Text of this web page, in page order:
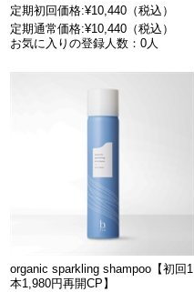
定期初回価格:¥10,440（税込）
定期通常価格:¥10,440（税込）
お気に入りの登録人数：0人
organic sparkling shampoo【初回1
本1,980円再開CP】